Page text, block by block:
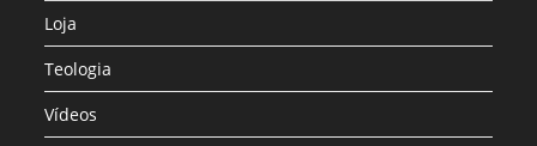
Loja
Teologia
Vídeos